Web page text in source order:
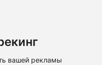
вашей рекламы